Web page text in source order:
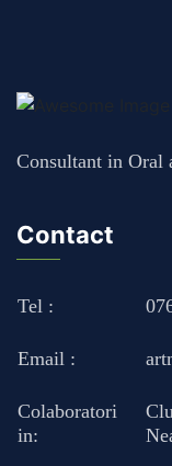
Consultant in Oral
Contact
Tel :
Email :
Colaboratori
in: